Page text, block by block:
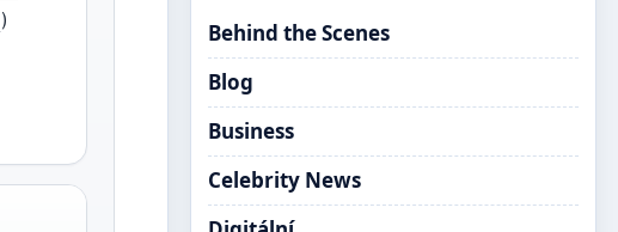
)
Behind the Scenes
Blog
Business
Celebrity News